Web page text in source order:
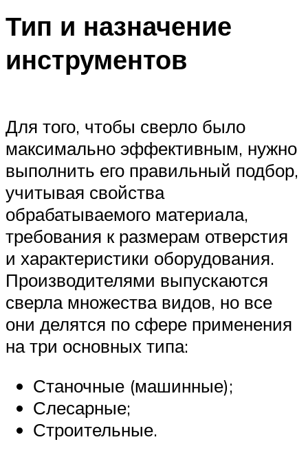
Тип и назначение
инструментов
Для того, чтобы сверло было
максимально эффективным, нужно
выполнить его правильный подбор,
учитывая свойства
обрабатываемого материала,
требования к размерам отверстия
и характеристики оборудования.
Производителями выпускаются
сверла множества видов, но все
они делятся по сфере применения
на три основных типа:
Станочные (машинные);
Слесарные;
Строительные.